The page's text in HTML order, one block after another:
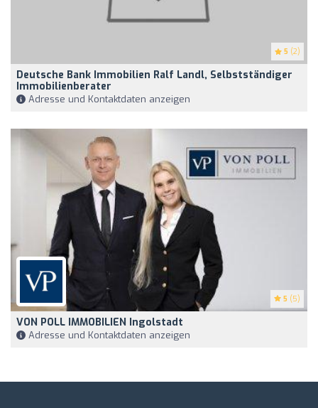
5 (2)
Deutsche Bank Immobilien Ralf Landl, Selbstständiger
Immobilienberater
Adresse und Kontaktdaten anzeigen
5 (5)
VON POLL IMMOBILIEN Ingolstadt
Adresse und Kontaktdaten anzeigen